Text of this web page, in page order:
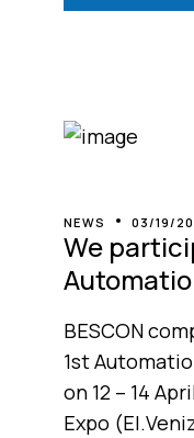
NEWS 03/19/
We
BESCON
1st
on 12 – 14
Expo